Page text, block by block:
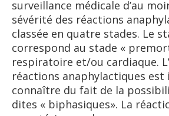
surveillance médicale d’au
sévérité des réactions
classée en quatre stades. Le
correspond au stade «
respiratoire et/ou cardiaque.
réactions anaphylactiques
connaître du fait de la
dites « biphasiques». La